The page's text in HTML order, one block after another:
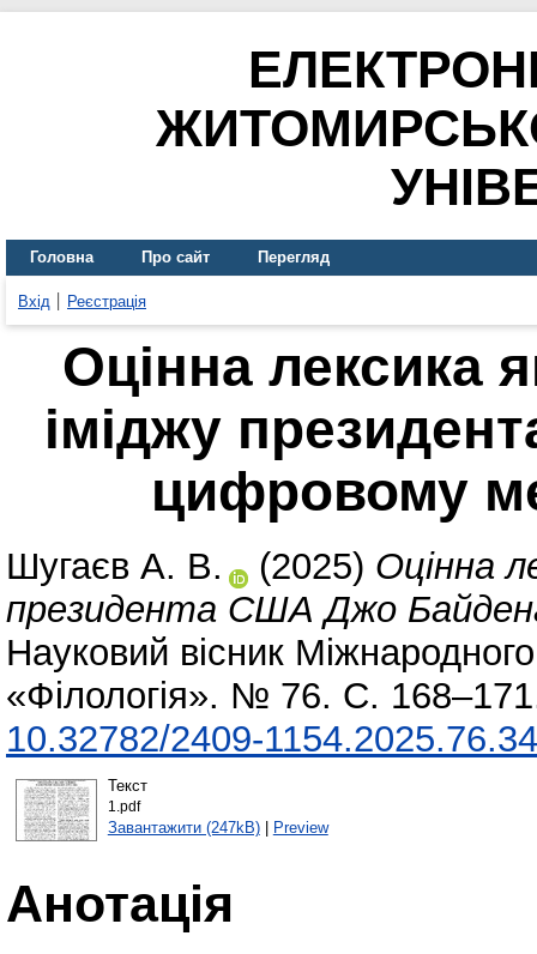
Головна Про сайт Перегляд
Вхід Реєстрація
Оцінна лексика
іміджу
цифровому
Шугаєв А. В. (2025) Оцінна
президента США Джо
Науковий вісник
«Філологія». № 76. С.
10.32782/2409-1154.2025.76.34
Текст
1.pdf
Завантажити (247kB)| Preview
Анотація